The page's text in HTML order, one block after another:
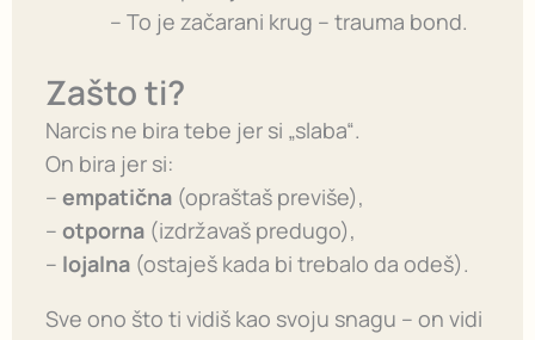
– To je začarani krug – trauma bond.
Zašto ti?
Narcis ne bira tebe jer si „slaba“.
On bira jer si:
– empatična(opraštaš previše),
– otporna(izdržavaš predugo),
– lojalna(ostaješ kada bi trebalo da odeš).
Sve ono što ti vidiš kao svoju snagu – on vidi